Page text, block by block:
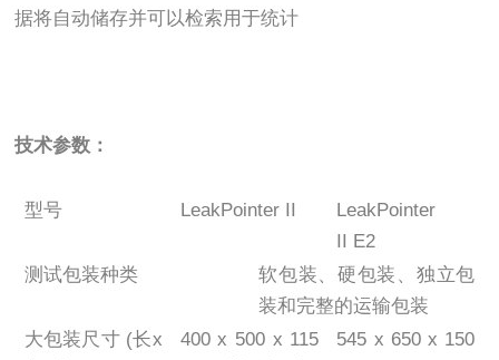
据将自动储存并可以检索用于统计
技术参数：
型号 LeakPointer II
LeakPointer
II E2
测试包装种类
软包装、硬包装、独立包
装和完整的运输包装
大包装尺寸 (长x
400 x 500 x 115
545 x 650 x 150